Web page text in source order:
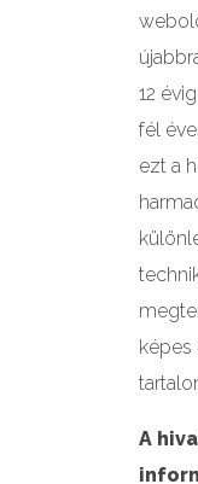
12
fél
ezt a
képes
A